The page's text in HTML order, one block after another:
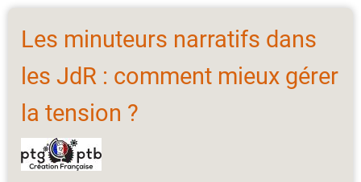
Les minuteurs narratifs dans
les JdR : comment mieux gérer
la tension ?